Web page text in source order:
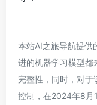
本站AI之旅导航提
进的机器学习模型都
完整性，同时，对
控制，在2024年8月